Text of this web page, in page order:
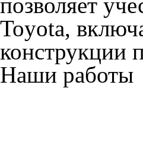
Toyota,
конструкции
Наши работы